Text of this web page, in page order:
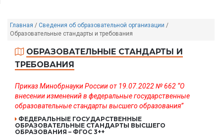
Главная / Сведения об образовательной организации /
Образовательные стандарты и требования
ОБРАЗОВАТЕЛЬНЫЕ СТАНДАРТЫ И
ТРЕБОВАНИЯ
Приказ Минобрнауки России от 19.07.2022 № 662 “О
внесении изменений в федеральные государственные
образовательные стандарты высшего образования”
ФЕДЕРАЛЬНЫЕ ГОСУДАРСТВЕННЫЕ
ОБРАЗОВАТЕЛЬНЫЕ СТАНДАРТЫ ВЫСШЕГО
ОБРАЗОВАНИЯ – ФГОС 3++